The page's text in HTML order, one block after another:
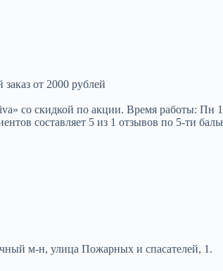
от 2000 рублей
со скидкой по акции. Время работы: Пн
составляет 5 из 1 отзывов по 5-ти
м-н, улица Пожарных и спасателей, 1.